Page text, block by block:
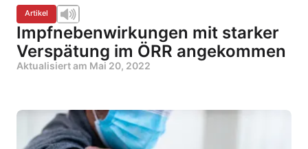
Artikel
Impfnebenwirkungen mit starker
Verspätung im ÖRR angekommen
Aktualisiert am Mai 20, 2022